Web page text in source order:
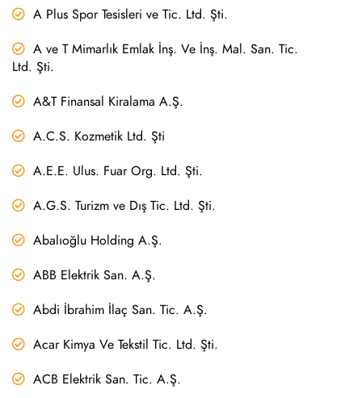
A Plus Spor Tesisleri ve Tic. Ltd. Şti.
A ve T Mimarlık Emlak İnş. Ve İnş. Mal. San. Tic.
Ltd. Şti.
A&T Finansal Kiralama A.Ş.
A.C.S. Kozmetik Ltd. Şti
A.E.E. Ulus. Fuar Org. Ltd. Şti.
A.G.S. Turizm ve Dış Tic. Ltd. Şti.
Abalıoğlu Holding A.Ş.
ABB Elektrik San. A.Ş.
Abdi İbrahim İlaç San. Tic. A.Ş.
Acar Kimya Ve Tekstil Tic. Ltd. Şti.
ACB Elektrik San. Tic. A.Ş.